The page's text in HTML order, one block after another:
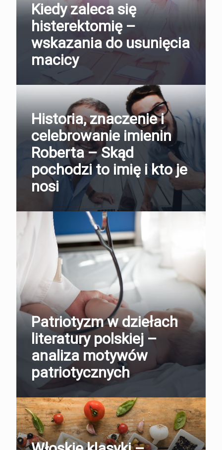
Kiedy zaleca się
histerektomię –
wskazania do usunięcia
macicy
Historia, znaczenie i
celebrowanie imienin
Roberta – Skąd
pochodzi to imię i kto je
nosi
Patriotyzm w dziełach
literatury polskiej –
analiza motywów
patriotycznych